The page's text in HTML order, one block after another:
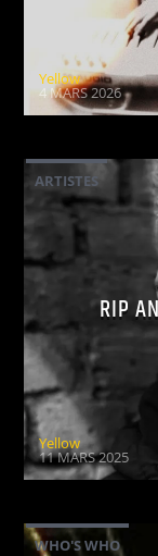
Yellow
4 MARS 2026
ARTISTES
RIP
Yellow
11 MARS 2025
WHO'S WHO